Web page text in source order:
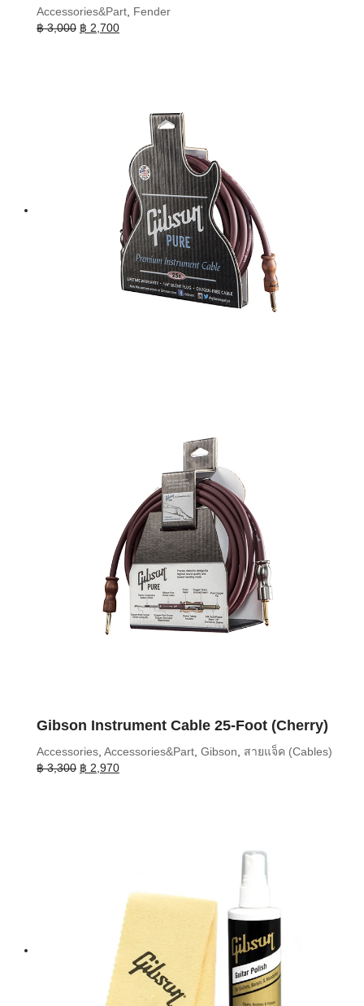
Accessories&Part Fender
฿3,000 Original
฿ 2,700Current
Gibson Instrument Cable 25-Foot (Cherry)
Accessories Accessories&Part Gibson
สายแจ็ค (Cables)
฿3,300 Original
฿ 2,970Current